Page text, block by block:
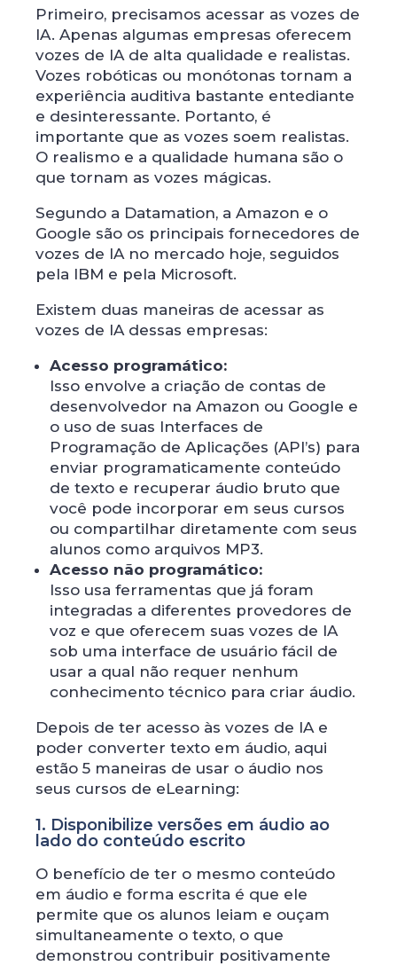
Primeiro, precisamos acessar as vozes de
IA. Apenas algumas empresas oferecem
vozes de IA de alta qualidade e realistas.
Vozes robóticas ou monótonas tornam a
experiência auditiva bastante entediante
e desinteressante. Portanto, é
importante que as vozes soem realistas.
O realismo e a qualidade humana são o
que tornam as vozes mágicas.
Segundo a Datamation, a Amazon e o
Google são os principais fornecedores de
vozes de IA no mercado hoje, seguidos
pela IBM e pela Microsoft.
Existem duas maneiras de acessar as
vozes de IA dessas empresas:
Acesso programático:
Isso envolve a criação de contas de
desenvolvedor na Amazon ou Google e
o uso de suas Interfaces de
Programação de Aplicações (API’s) para
enviar programaticamente conteúdo
de texto e recuperar áudio bruto que
você pode incorporar em seus cursos
ou compartilhar diretamente com seus
alunos como arquivos MP3.
Acesso não programático:
Isso usa ferramentas que já foram
integradas a diferentes provedores de
voz e que oferecem suas vozes de IA
sob uma interface de usuário fácil de
usar a qual não requer nenhum
conhecimento técnico para criar áudio.
Depois de ter acesso às vozes de IA ​​e
poder converter texto em áudio, aqui
estão 5 maneiras de usar o áudio nos
seus cursos de eLearning:
1. Disponibilize versões em áudio ao
lado do conteúdo escrito
O benefício de ter o mesmo conteúdo
em áudio e forma escrita é que ele
permite que os alunos leiam e ouçam
simultaneamente o texto, o que
demonstrou contribuir positivamente